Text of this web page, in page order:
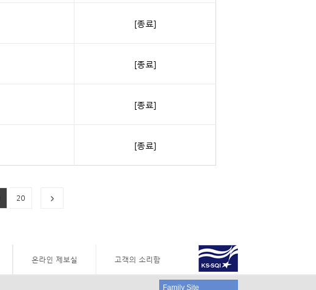
[종료]
[종료]
[종료]
[종료]
20
온라인 제보실 고객의 소리함